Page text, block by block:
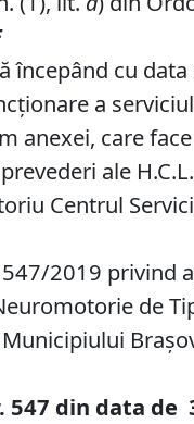
începând cu
a
anexei, care
ale
Centrul
547/2019 privind
de
547 din data de